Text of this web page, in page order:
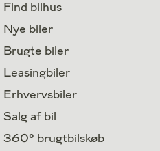
Find bilhus
Nye biler
Brugte biler
Leasingbiler
Erhvervsbiler
Salg af bil
360° brugtbilskøb